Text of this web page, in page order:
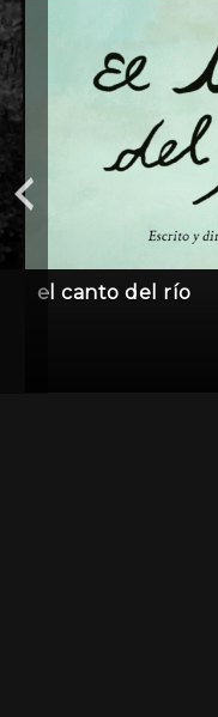
el canto del río